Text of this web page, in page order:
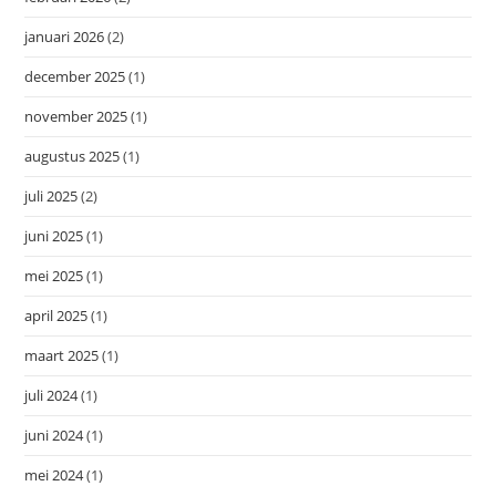
januari 2026(2)
december 2025(1)
november 2025(1)
augustus 2025(1)
juli 2025(2)
juni 2025(1)
mei 2025(1)
april 2025(1)
maart 2025(1)
juli 2024(1)
juni 2024(1)
mei 2024(1)